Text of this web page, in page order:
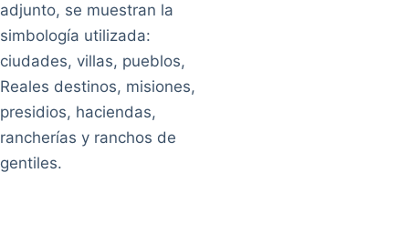
adjunto, se muestran la
simbología utilizada:
ciudades, villas, pueblos,
Reales destinos, misiones,
presidios, haciendas,
rancherías y ranchos de
gentiles.